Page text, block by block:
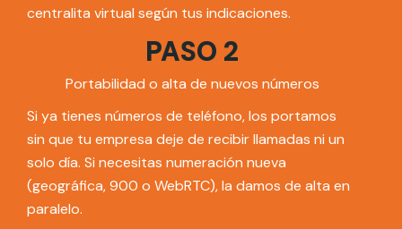
centralita virtual según tus indicaciones.
PASO 2
Portabilidad o alta de nuevos números
Si ya tienes números de teléfono, los portamos
sin que tu empresa deje de recibir llamadas ni un
solo día. Si necesitas numeración nueva
(geográfica, 900 o WebRTC), la damos de alta en
paralelo.